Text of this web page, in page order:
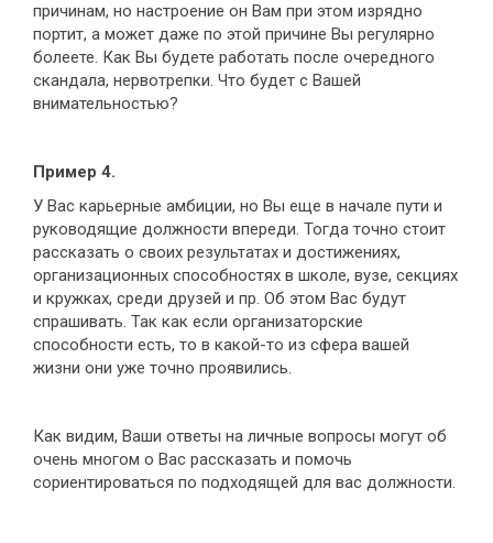
причинам, но настроение он Вам при этом изрядно
портит, а может даже по этой причине Вы регулярно
болеете. Как Вы будете работать после очередного
скандала, нервотрепки. Что будет с Вашей
внимательностью?
Пример 4.
У Вас карьерные амбиции, но Вы еще в начале пути и
руководящие должности впереди. Тогда точно стоит
рассказать о своих результатах и достижениях,
организационных способностях в школе, вузе, секциях
и кружках, среди друзей и пр. Об этом Вас будут
спрашивать. Так как если организаторские
способности есть, то в какой-то из сфера вашей
жизни они уже точно проявились.
Как видим, Ваши ответы на личные вопросы могут об
очень многом о Вас рассказать и помочь
сориентироваться по подходящей для вас должности.